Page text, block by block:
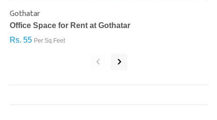
Gothatar
Office Space for Rent at Gothatar
Rs. 55 Per Sq.Feet
‹ ›